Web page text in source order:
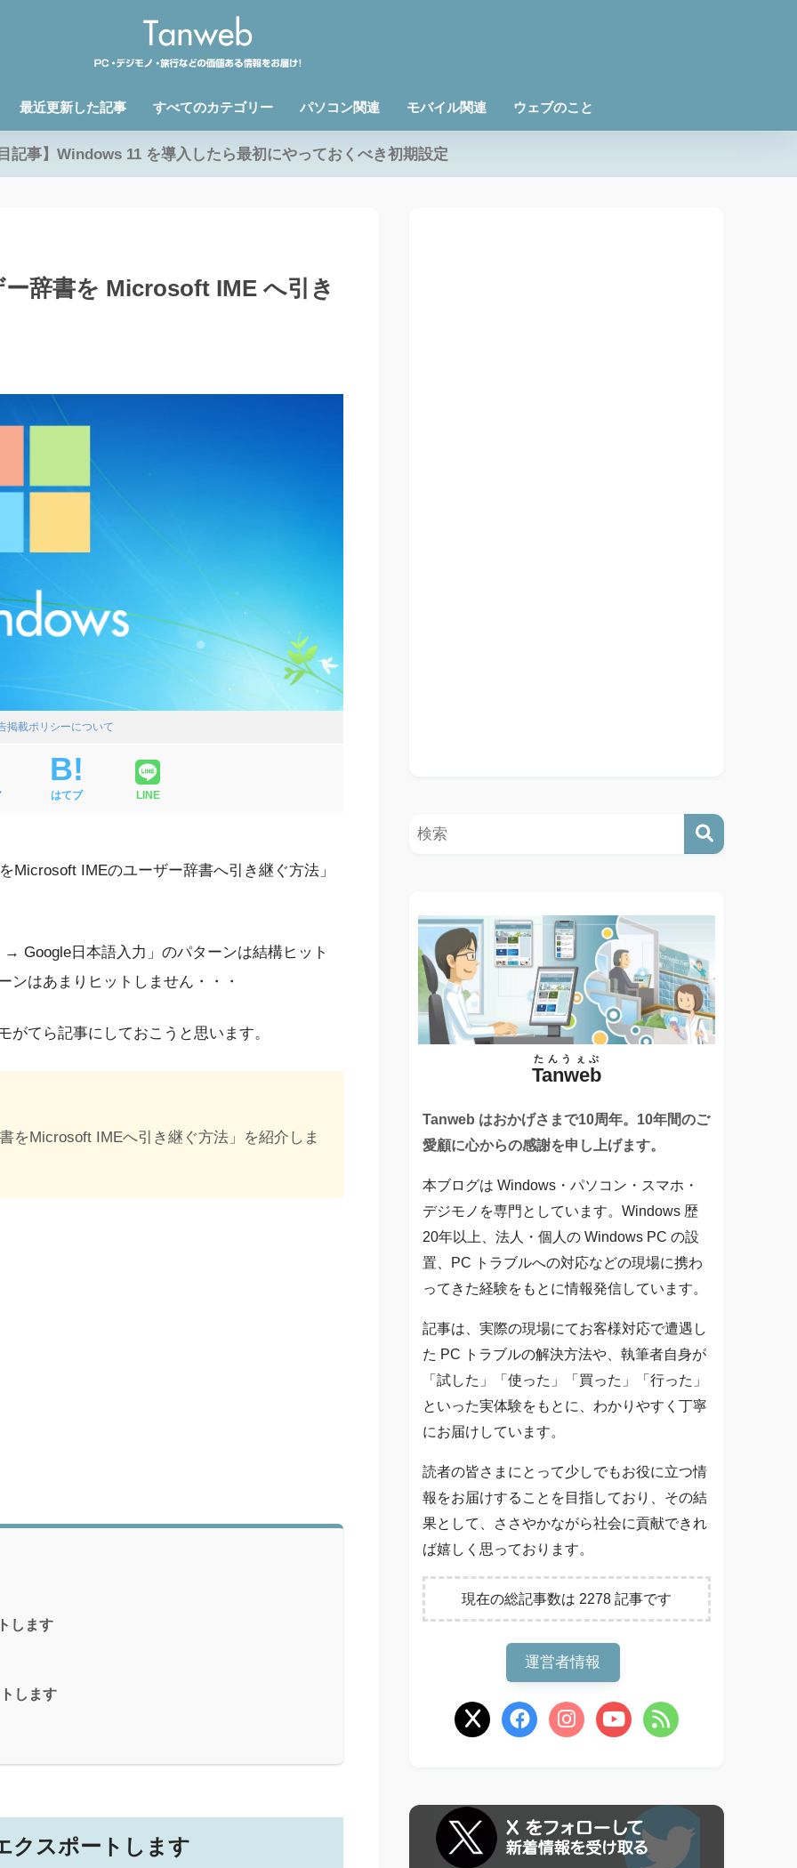
最近更新した記事 すべてのカテゴリー パソコン関連 モバイル関連 ウェブのこと
記事】Windows 11 を導入したら最初にやっておくべき初期設定
辞書を Microsoft IME へ引き
掲載ポリシーについて
はてブ LINE
Microsoft IMEのユーザー辞書へ引き継ぐ方法」
Google日本語入力」のパターンは結構ヒット
ンはあまりヒットしません・・・
てら記事にしておこうと思います。
をMicrosoft IMEへ引き継ぐ方法」を紹介しま
します
します
クスポートします
Tanweb
たんうぇぶ
Tanweb はおかげさまで10周年。10年間のご
愛顧に心からの感謝を申し上げます。
本ブログは Windows・パソコン・スマホ・
デジモノを専門としています。Windows 歴
20年以上、法人・個人の Windows PC の設
置、PC トラブルへの対応などの現場に携わ
ってきた経験をもとに情報発信しています。
記事は、実際の現場にてお客様対応で遭遇し
た PC トラブルの解決方法や、執筆者自身が
「試した」「使った」「買った」「行った」
といった実体験をもとに、わかりやすく丁寧
にお届けしています。
読者の皆さまにとって少しでもお役に立つ情
報をお届けすることを目指しており、その結
果として、ささやかながら社会に貢献できれ
ば嬉しく思っております。
現在の総記事数は 2278 記事です
運営者情報